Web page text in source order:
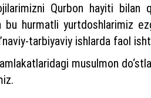
Qurbon hayiti bilan
hurmatli yurtdoshlarimiz
tarbiyaviy ishlarda faol
musulmon